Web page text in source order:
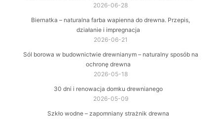
2026-06-28
Biernatka – naturalna farba wapienna do drewna. Przepis,
działanie i impregnacja
2026-06-21
Sól borowa w budownictwie drewnianym – naturalny sposób na
ochronę drewna
2026-05-18
30 dni i renowacja domku drewnianego
2026-05-09
Szkło wodne – zapomniany strażnik drewna